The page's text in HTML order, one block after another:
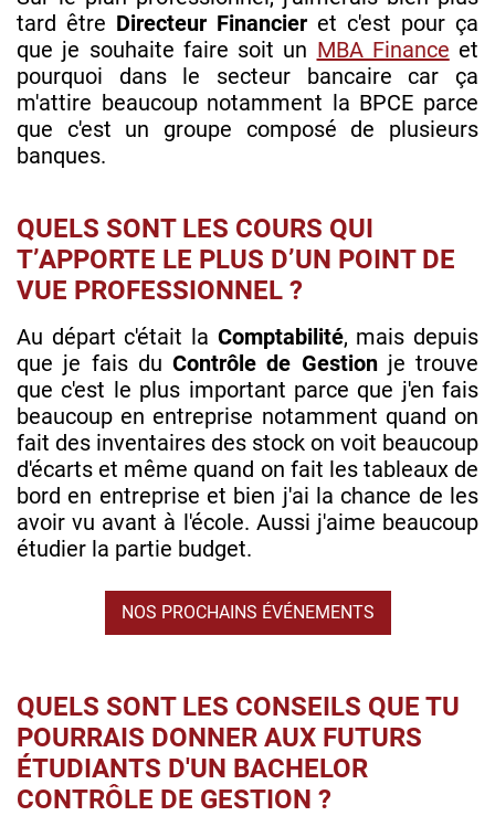
tard être Directeur Financier et c'est pour ça
que je souhaite faire soit un MBA Finance et
pourquoi dans le secteur bancaire car ça
m'attire beaucoup notamment la BPCE parce
que c'est un groupe composé de plusieurs
banques.
QUELS SONT LES COURS QUI
T’APPORTE LE PLUS D’UN POINT DE
VUE PROFESSIONNEL ?
Au départ c'était la Comptabilité, mais depuis
que je fais du Contrôle de Gestionje trouve
que c'est le plus important parce que j'en fais
beaucoup en entreprise notamment quand on
fait des inventaires des stock on voit beaucoup
d'écarts et même quand on fait les tableaux de
bord en entreprise et bien j'ai la chance de les
avoir vu avant à l'école. Aussi j'aime beaucoup
étudier la partie budget.
NOS PROCHAINS ÉVÉNEMENTS
QUELS SONT LES CONSEILS QUE TU
POURRAIS DONNER AUX FUTURS
ÉTUDIANTS D'UN BACHELOR
CONTRÔLE DE GESTION ?